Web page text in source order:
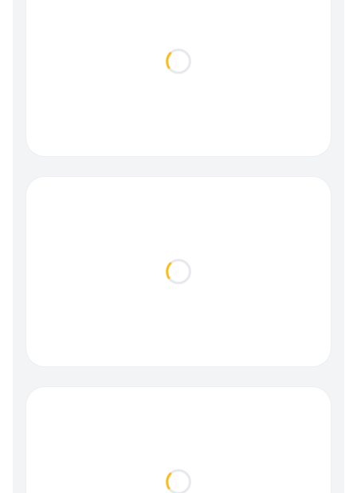
Loading...
Loading...